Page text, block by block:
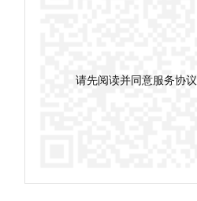
请先阅读并同意服务协议